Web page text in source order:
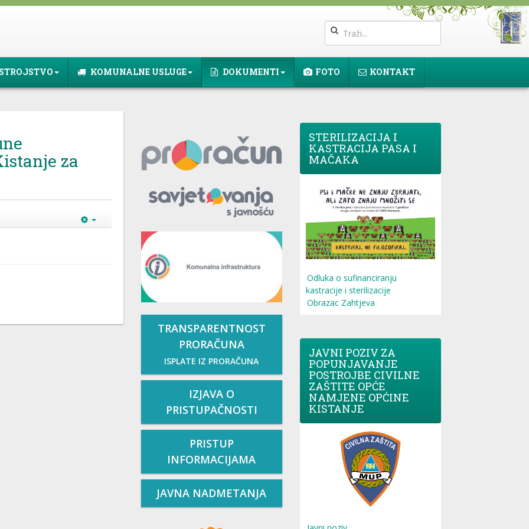
KOMUNALNE USLUGE DOKUMENTI FOTO KONTAKT
za
TRANSPARENTNOST
PRORAČUNA
ISPLATE IZ PRORAČUNA
IZJAVA O
PRISTUPAČNOSTI
PRISTUP
INFORMACIJAMA
JAVNA NADMETANJA
STERILIZACIJA I
KASTRACIJA PASA I
MAČAKA
Odluka o sufinanciranju
kastracije i sterilizacije
Obrazac Zahtjeva
JAVNI POZIV ZA
POPUNJAVANJE
POSTROJBE CIVILNE
ZAŠTITE OPĆE
NAMJENE OPĆINE
KISTANJE